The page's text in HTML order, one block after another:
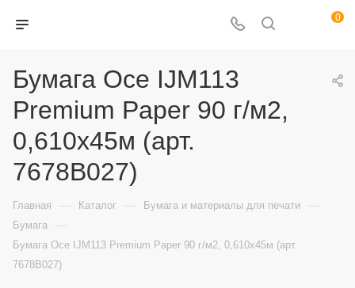
0
Бумага Oce IJM113
Premium Paper 90 г/м2,
0,610x45м (арт.
7678B027)
Главная — Каталог — Бумага и материалы для печати —
Бумага —
Бумага Oce IJM113 Premium Paper 90 г/м2, 0,610x45м (арт.
7678B027)